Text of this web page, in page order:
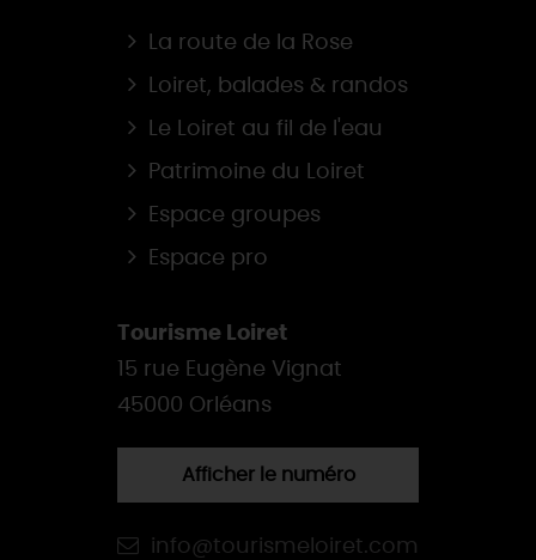
La route de la Rose
Loiret, balades & randos
Le Loiret au fil de l'eau
Patrimoine du Loiret
Espace groupes
Espace pro
Tourisme Loiret
15 rue Eugène Vignat
45000 Orléans
Afficher le numéro
info@tourismeloiret.com